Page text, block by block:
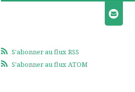
S'abonner au flux RSS
S'abonner au flux ATOM